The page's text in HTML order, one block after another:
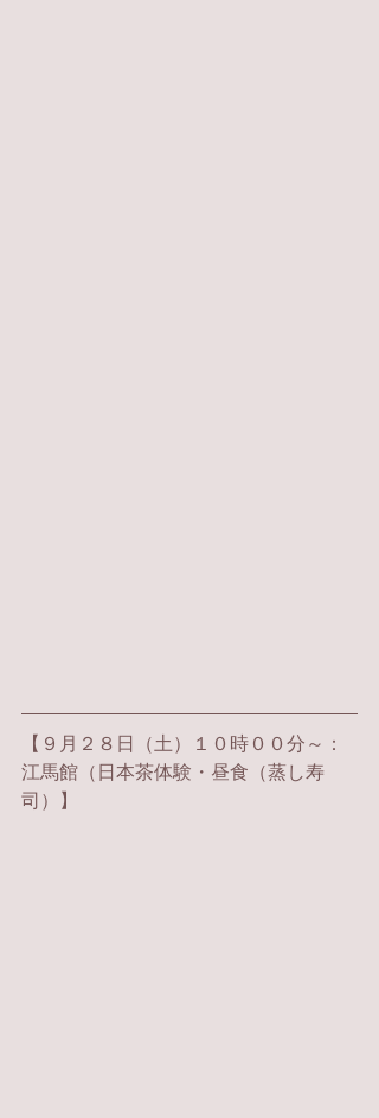
【 ９月２８日（土）１０時００分～：
江馬館（日本茶体験・昼食（蒸し寿
司）】